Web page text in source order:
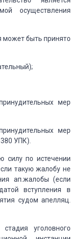
осуществления
может быть принято
мер
мер
УПК).
силу по истечении
такую жалобу не
ап.жалобы (если
вступления в
судом апелляц.
уголовного